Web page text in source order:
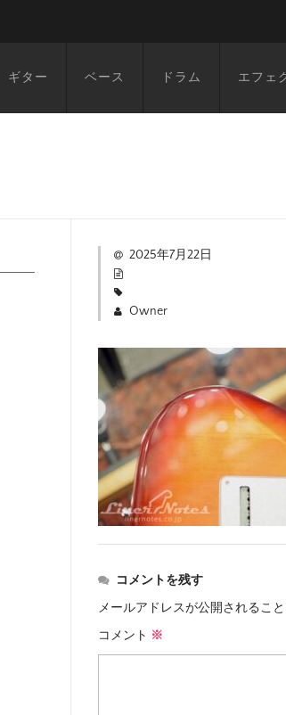
ギター ベース ドラム エフェ
2025年7月22日
Owner
コメントを残す
メールアドレスが公開されること
コメント ※